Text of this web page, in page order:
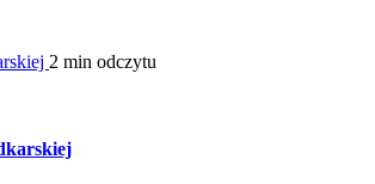
2 min odczytu